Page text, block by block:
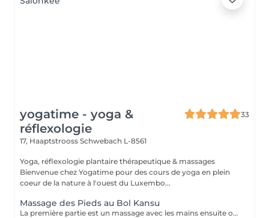
yogatime - yoga &
réflexologie
33
17, Haaptstrooss Schwebach L-8561
Yoga, réflexologie plantaire thérapeutique & massages
Bienvenue chez Yogatime pour des cours de yoga en plein
coeur de la nature à l'ouest du Luxembo...
Massage des Pieds au Bol Kansu
La première partie est un massage avec les mains ensuite on masse pieds et bas jambes avec le petit bol Kansu, sensation très agréable, contrairement à ce que l'on pourrait peut-être penser. Laissez-vous surprendre... Le massage des pieds et des bas jambes au bol Kansu est issu de la médecine indienne et prend son origine dans l'Ayurveda. Ce rituel est très connu en Inde, c'est le premier massage que les enfants apprennent dès leur plus jeune âge en massant leurs parents et grands-parents. L'alliage de plusieurs métaux précieux du bol Kansu dont le zinc, le cuivre et le bronze permet d'atténuer la nervosité, le stress, la colère et les énergies négatives. Il permet également de travailler sur des insomnies, apporte calme et bien-être. Ce massage va rééquilibrer l'élément feu du corps : il va soit diminuer l'excès de feu présent dans le corps, soit il va permettre d'augmenter l'énergie de cet élément si elle n'est pas assez puissante chez des personnes en manque d'énergie ou affaiblies. Cette technique active la bonne circulation de l'énergie vitale, responsable de la santé et du fonctionnement de l'organisme. Lors du massage vous serez confortablement installé sur une table de massage chauffée. Si vous portez un pantalon que vous pouvez remonter aisément jusqu'aux genoux, vous n'aurez même pas besoin de l'enlever pour le soin.